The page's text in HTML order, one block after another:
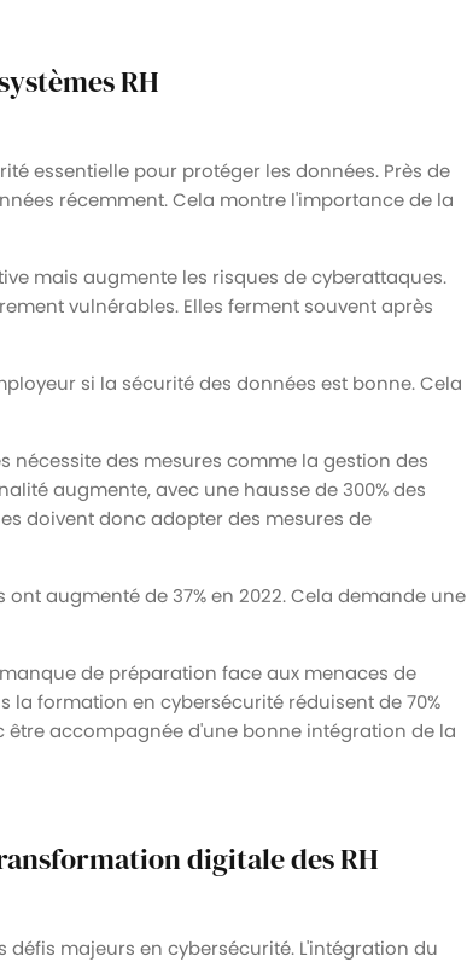
RH
essentielle pour protéger les données. Près de
récemment. Cela montre l'importance de la
mais augmente les risques de cyberattaques.
vulnérables. Elles ferment souvent après
si la sécurité des données est bonne. Cela
nécessite des mesures comme la gestion des
augmente, avec une hausse de 300% des
doivent donc adopter des mesures de
augmenté de 37% en 2022. Cela demande une
de préparation face aux menaces de
la formation en cybersécurité réduisent de 70%
être accompagnée d'une bonne intégration de la
digitale des RH
majeurs en cybersécurité. L'intégration du